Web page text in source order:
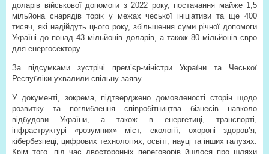
доларів військової допомоги з 2022 року, постачання майже 1,5
мільйона снарядів торік у межах чеської ініціативи та ще 400
тисяч, які надійдуть цього року, збільшення суми річної допомоги
Україні до понад 43 мільйонів доларів, а також 80 мільйонів євро
для енергосектору.
За підсумками зустрічі прем’єр-міністри України та Чеської
Республіки ухвалили спільну заяву.
У документі, зокрема, підтверджено домовленості сторін щодо
розвитку та поглиблення співробітництва бізнесів навколо
відбудови України, а також в енергетиці, транспорті,
інфраструктурі «розумних» міст, екології, охороні здоров’я,
кібербезпеці, цифрових технологіях, освіті, науці та інших галузях.
Крім того, під час двосторонніх переговорів йшлося про шляхи